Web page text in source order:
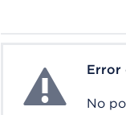
System ErrorError
No